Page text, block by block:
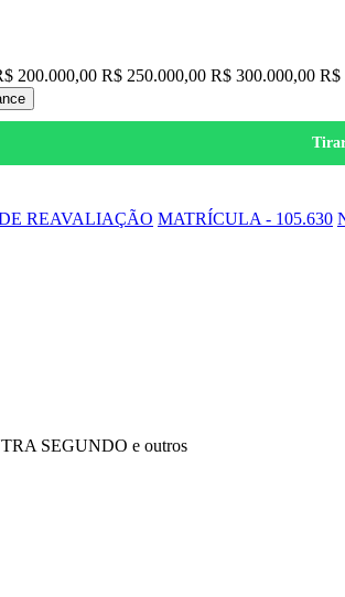
200.000,00 R$ 250.000,00 R$ 300.000,00 R$
REAVALIAÇÃO MATRÍCULA - 105.630
SEGUNDO e outros